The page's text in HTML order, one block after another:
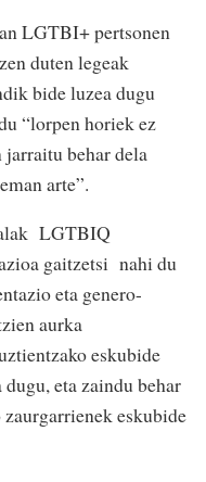
LGTBI+ pertsonen
duten legeak
bide luzea dugu
“lorpen horiek ez
jarraitu behar dela
arte”.
LGTBIQ
gaitzetsi nahi du
eta genero-
aurka
eskubide
eta zaindu behar
eskubide